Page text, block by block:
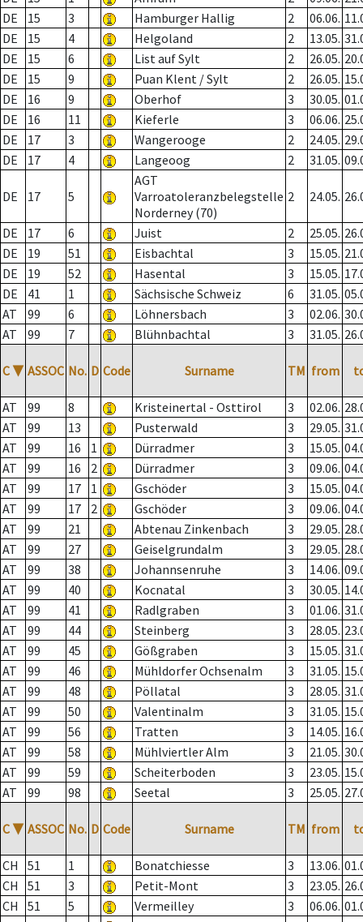
DE
15 3 Hamburger Hallig 2 06.06.
DE
15 4 Helgoland 2 13.05.
DE
15 6 List auf Sylt 2 26.05.
DE
15 9 Puan Klent / Sylt 2 26.05.
DE
16 9 Oberhof 3 30.05.
DE
16 11 Kieferle 3 06.06.
DE
17 3 Wangerooge 2 24.05.
DE
17 4 Langeoog 2 31.05.
DE 17 5
AGT
Varroatoleranzbelegstelle
Norderney (70)
2 24.05.
DE 17 6 Juist 2 25.05.
DE
19 51 Eisbachtal 3 15.05.
DE
19 52 Hasental 3 15.05.
DE
41 1 Sächsische Schweiz 6 31.05.
AT
99 6 Löhnersbach 3 02.06.
AT
99 7 Blühnbachtal 3 31.05.
C ▼ ASSOC No. D Code Surname TM from
AT 99 8 Kristeinertal - Osttirol 3 02.06.
AT
99 13 Pusterwald 3 29.05.
AT
99 16 1 Dürradmer 3 15.05.
AT
99 16 2 Dürradmer 3 09.06.
AT
99 17 1 Gschöder 3 15.05.
AT
99 17 2 Gschöder 3 09.06.
AT
99 21 Abtenau Zinkenbach 3 29.05.
AT
99 27 Geiselgrundalm 3 29.05.
AT
99 38 Johannsenruhe 3 14.06.
AT
99 40 Kocnatal 3 30.05.
AT
99 41 Radlgraben 3 01.06.
AT
99 44 Steinberg 3 28.05.
AT
99 45 Gößgraben 3 15.05.
AT
99 46 Mühldorfer Ochsenalm 3 31.05.
AT
99 48 Pöllatal 3 28.05.
AT
99 50 Valentinalm 3 31.05.
AT
99 56 Tratten 3 14.05.
AT
99 58 Mühlviertler Alm 3 21.05.
AT
99 59 Scheiterboden 3 23.05.
AT
99 98 Seetal 3 25.05.
C ▼ ASSOC No. D Code Surname TM from
CH 51 1 Bonatchiesse 3 13.06.
CH
51 3 Petit-Mont 3 23.05.
CH
51 5 Vermeilley 3 06.06.